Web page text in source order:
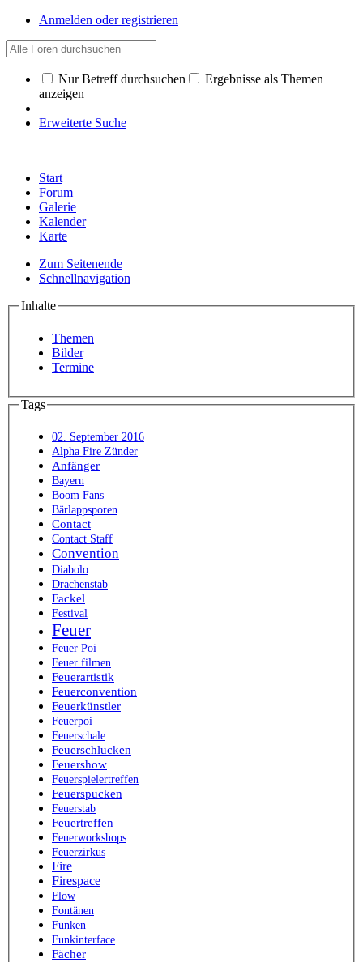
Anmelden oder registrieren
Nur Betreff durchsuchen
Ergebnisse als Themen
anzeigen
Erweiterte Suche
Start
Forum
Galerie
Kalender
Karte
Zum Seitenende
Schnellnavigation
Inhalte
Themen
Bilder
Termine
Tags
02. September 2016
Alpha Fire Zünder
Anfänger
Bayern
Boom Fans
Bärlappsporen
Contact
Contact Staff
Convention
Diabolo
Drachenstab
Fackel
Festival
Feuer
Feuer Poi
Feuer filmen
Feuerartistik
Feuerconvention
Feuerkünstler
Feuerpoi
Feuerschale
Feuerschlucken
Feuershow
Feuerspielertreffen
Feuerspucken
Feuerstab
Feuertreffen
Feuerworkshops
Feuerzirkus
Fire
Firespace
Flow
Fontänen
Funken
Funkinterface
Fächer